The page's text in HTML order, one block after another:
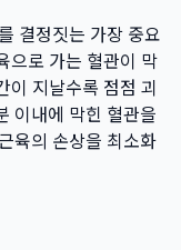
결정짓는 가장 중요
으로 가는 혈관이 막
이 지날수록 점점 괴
이내에 막힌 혈관을
육의 손상을 최소화